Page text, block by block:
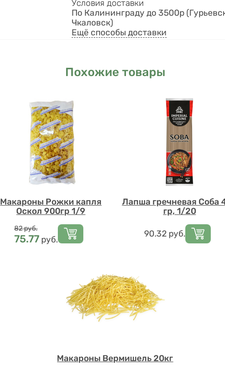
Условия доставки
По Калининграду до 3500р
Чкаловск)
Ещё способы доставки
Похожие товары
Макароны Рожки капля
Оскол 900гр 1/9
Цена
82руб.
75.77 руб.
Лапша гречневая Соба
гр, 1/20
Цена
90.32 руб.
Макароны Вермишель 20кг